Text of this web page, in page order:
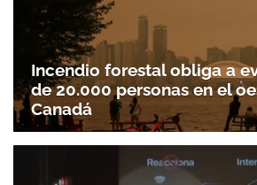
Gracias por suscribirte a
Incendio forestal obliga a
de 20.000 personas en el
Canadá